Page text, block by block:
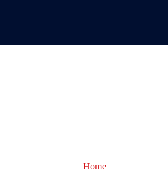
Home